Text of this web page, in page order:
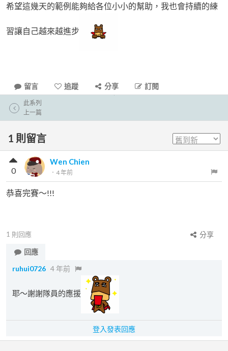
希望這幾天的範例能夠給各位小小的幫助，我也會持續的練
習讓自己越來越進步
留言 追蹤 分享 訂閱
此系列
上一篇
1 則留言
Wen Chien
． 4 年前
0
恭喜完賽～!!!
1 則回應
分享
回應
ruhui0726 4 年前
耶～謝謝隊員的應援
登入發表回應